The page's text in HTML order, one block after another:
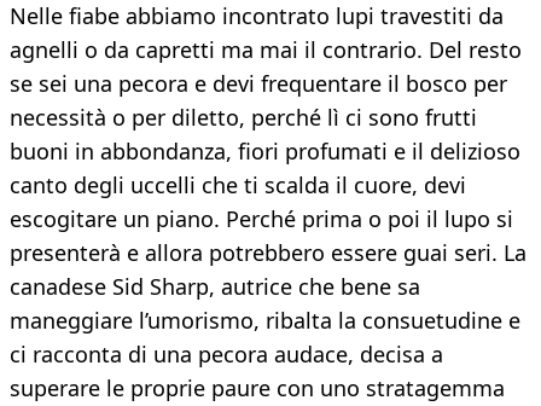
Nelle fiabe abbiamo incontrato lupi travestiti da
agnelli o da capretti ma mai il contrario. Del resto
se sei una pecora e devi frequentare il bosco per
necessità o per diletto, perché lì ci sono frutti
buoni in abbondanza, fiori profumati e il delizioso
canto degli uccelli che ti scalda il cuore, devi
escogitare un piano. Perché prima o poi il lupo si
presenterà e allora potrebbero essere guai seri. La
canadese Sid Sharp, autrice che bene sa
maneggiare l’umorismo, ribalta la consuetudine e
ci racconta di una pecora audace, decisa a
superare le proprie paure con uno stratagemma